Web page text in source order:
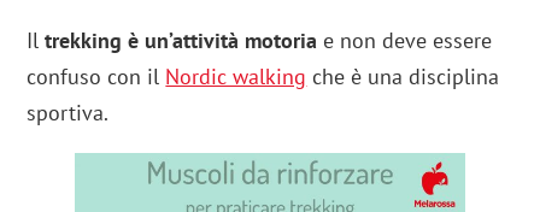
Iltrekking è un’attività motoria e non deve essere
confuso con il Nordic walking che è una disciplina
sportiva.